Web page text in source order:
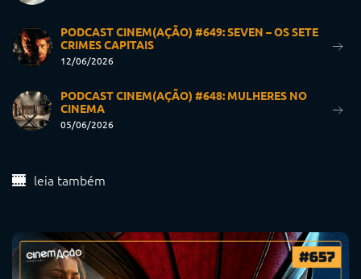
PODCAST CINEM(AÇÃO) #649: SEVEN – OS SETE
CRIMES CAPITAIS
12/06/2026
PODCAST CINEM(AÇÃO) #648: MULHERES NO
CINEMA
05/06/2026
leia também